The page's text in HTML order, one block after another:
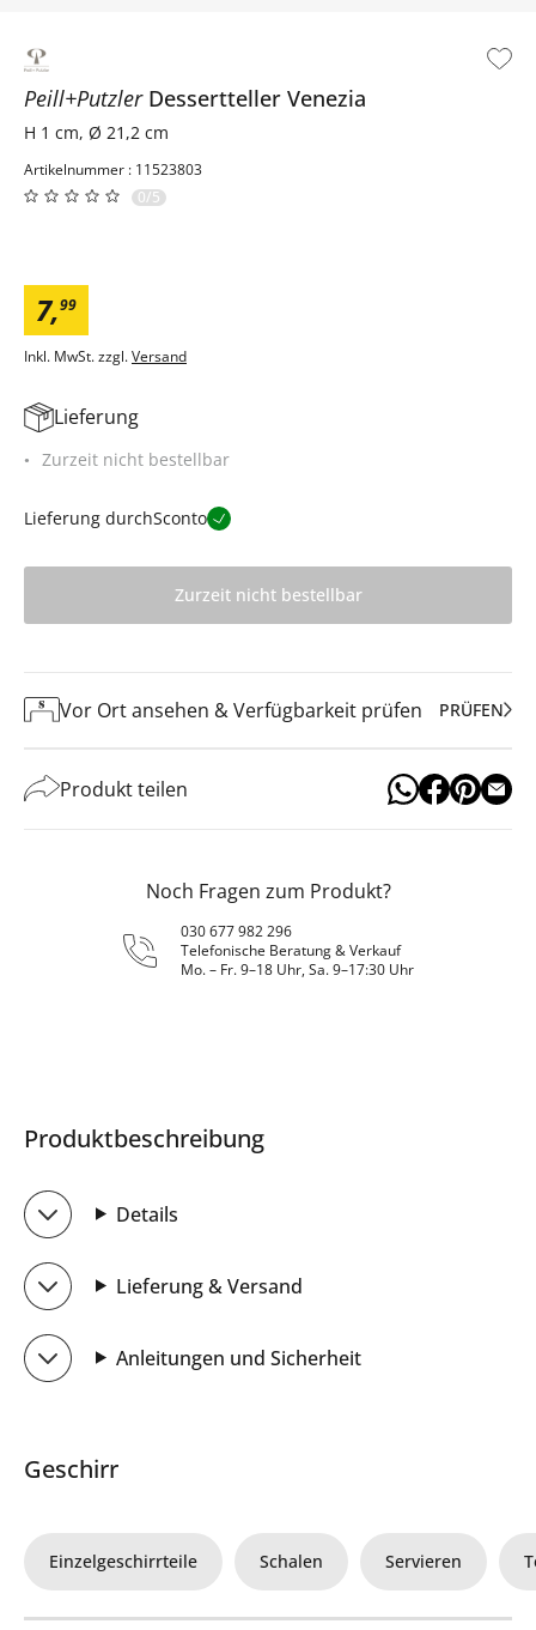
Peill+Putzler Dessertteller Venezia
H 1 cm, Ø 21,2 cm
Artikelnummer : 11523803
0/5
7,99
Inkl. MwSt. zzgl.Versand
Lieferung
Zurzeit nicht bestellbar
Lieferung durchSconto
Zurzeit nicht bestellbar
Vor Ort ansehen & Verfügbarkeit prüfen PRÜFEN
Produkt teilen
Noch Fragen zum Produkt?
030 677 982 296
Telefonische Beratung & Verkauf
Mo. – Fr. 9–18 Uhr, Sa. 9–17:30 Uhr
Produktbeschreibung
Details
Lieferung & Versand
Anleitungen und Sicherheit
Geschirr
Einzelgeschirrteile Schalen Servieren